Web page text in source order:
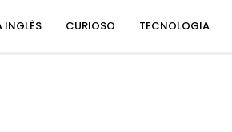
INGLÊS CURIOSO TECNOLOGIA